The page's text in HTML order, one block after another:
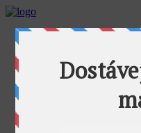
AKTUALITY
GALERIE U